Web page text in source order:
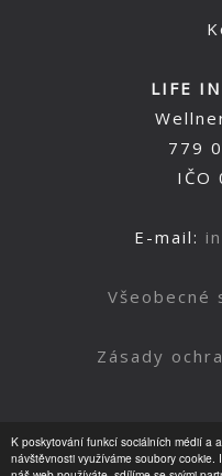
K poskytování funkcí sociálních médií a
návštěvnosti využíváme soubory cookie.
LIFE
779
IČO
E-mail:
Všeobecné
Zásady